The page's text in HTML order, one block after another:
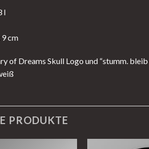
l
cm
of Dreams Skull Logo und “stumm.
PRODUKTE